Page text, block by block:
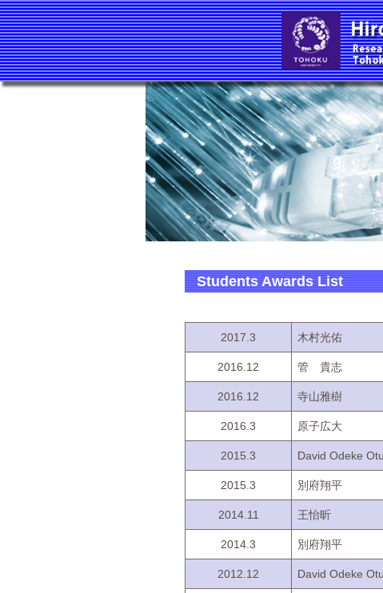
Students Awards List
2017.3 木村光佑
2016.12 管 貴志
2016.12 寺山雅樹
2016.3 原子広大
2015.3 David Odeke
2015.3 別府翔平
2014.11 王怡昕
2014.3 別府翔平
2012.12 David Odeke